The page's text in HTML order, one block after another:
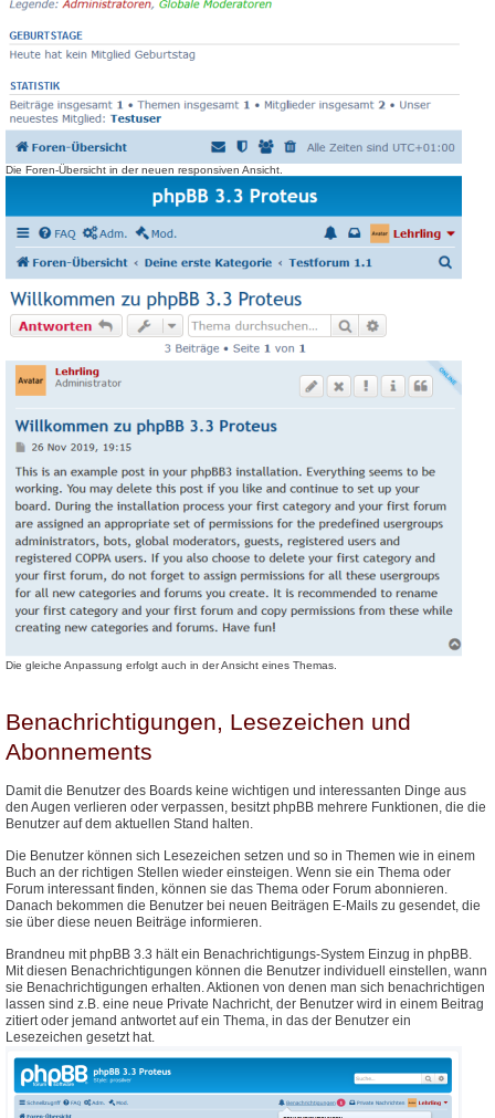
Die Foren-Übersicht in der neuen responsiven Ansicht.
Die gleiche Anpassung erfolgt auch in der Ansicht eines Themas.
Benachrichtigungen, Lesezeichen und
Abonnements
Damit die Benutzer des Boards keine wichtigen und interessanten Dinge aus
den Augen verlieren oder verpassen, besitzt phpBB mehrere Funktionen, die die
Benutzer auf dem aktuellen Stand halten.
Die Benutzer können sich Lesezeichen setzen und so in Themen wie in einem
Buch an der richtigen Stellen wieder einsteigen. Wenn sie ein Thema oder
Forum interessant finden, können sie das Thema oder Forum abonnieren.
Danach bekommen die Benutzer bei neuen Beiträgen E-Mails zu gesendet, die
sie über diese neuen Beiträge informieren.
Brandneu mit phpBB 3.3 hält ein Benachrichtigungs-System Einzug in phpBB.
Mit diesen Benachrichtigungen können die Benutzer individuell einstellen, wann
sie Benachrichtigungen erhalten. Aktionen von denen man sich benachrichtigen
lassen sind z.B. eine neue Private Nachricht, der Benutzer wird in einem Beitrag
zitiert oder jemand antwortet auf ein Thema, in das der Benutzer ein
Lesezeichen gesetzt hat.